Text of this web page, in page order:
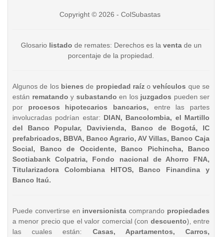
Copyright © 2026 - ColSubastas
Glosario listado de remates: Derechos es la ventade un
porcentaje de la propiedad.
Algunos de los bienesde propiedad raízo vehículos que se
están rematando y subastando en los juzgados pueden ser
por procesos hipotecarios bancarios, entre las partes
involucradas podrían estar: DIAN, Bancolombia, el Martillo
del Banco Popular, Davivienda, Banco de Bogotá, IC
prefabricados, BBVA, Banco Agrario, AV Villas, Banco Caja
Social, Banco de Occidente, Banco Pichincha, Banco
Scotiabank Colpatria, Fondo nacional de Ahorro FNA,
Titularizadora Colombiana HITOS, Banco Finandina y
Banco Itaú.
Puede convertirse en inversionista comprando propiedades
a menor precio que el valor comercial (con descuento), entre
las cuales están: Casas, Apartamentos, Carros,